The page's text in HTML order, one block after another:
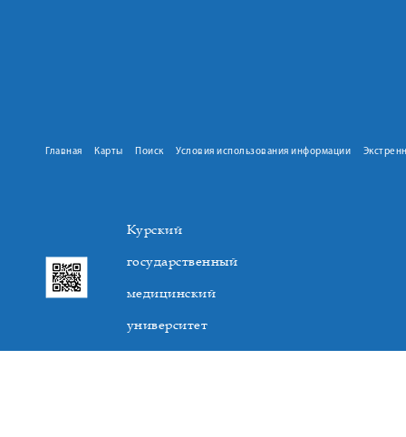
Главная Карты Поиск Условия использования информации
Курский
государственный
медицинский
университет